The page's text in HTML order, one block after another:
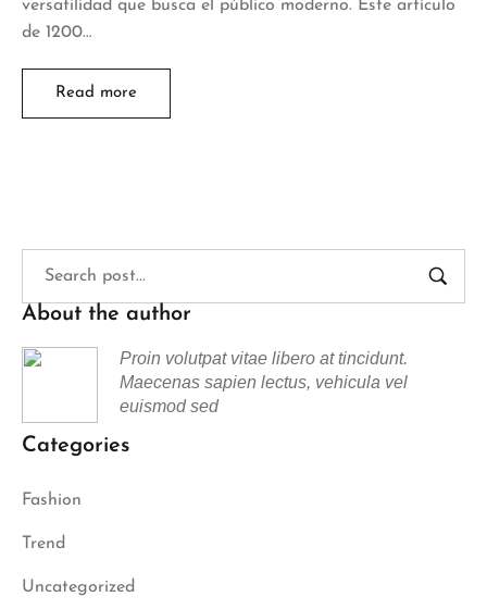
versatilidad que busca el público moderno. Este artículo
de 1200…
Read more
About the author
Proin volutpat vitae libero at tincidunt.
Maecenas sapien lectus, vehicula vel
euismod sed
Categories
Fashion
Trend
Uncategorized